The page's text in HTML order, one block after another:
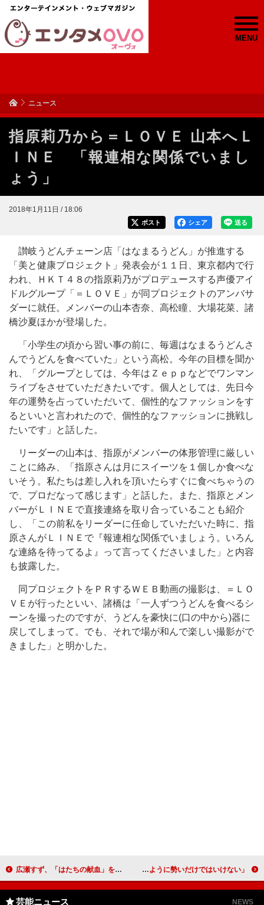
MENU
ニュース
指原莉乃から＝ＬＯＶＥ 山本へＬ
ＩＮＥ 「報連相な関係でいまし
ょう」
2018年1月11日 / 18:06
送る
シェア
ポスト
讃岐うどんチェーン店「はなまるうどん」が推進する
「美と健康プロジェクト」発表会が１１日、東京都内で行
われ、ＨＫＴ４８の指原莉乃がプロデュースする声優アイ
ドルグループ「＝ＬＯＶＥ」が同プロジェクトのアンバサ
ダーに就任。メンバーの山本杏奈、高松瞳、大場花菜、諸
橋沙夏ほかが登場した。
「小学生の頃から習い事の前に、毎週はなまるうどんさ
んでうどんを食べていた」という高松。今年の目標を聞か
れ、「グループとしては、今年はＺｅｐｐなどでワンマン
ライブをさせていただきたいです。個人としては、先日今
年の運勢を占っていただいて、個性的なファッションをす
るといいと言われたので、個性的なファッションに挑戦し
たいです」と話した。
リーダーの山本は、指原がメンバーの体形管理に厳しい
ことに絡み、「指原さんは月にスイーツを１個しか食べな
いそう。私たちは差し入れを頂いたらすぐに食べちゃうの
で、プロだなって感じます」と話した。また、指原とメン
バーがＬＩＮＥで直接連絡を取り合っていることも紹介
し、「この前私をリーダーに任命していただいた時に、指
原さんがＬＩＮＥで『報連相な関係でいましょう。いろん
な連絡を待ってるよ』って言ってくださいました」と内容
も披露した。
同プロジェクトをＰＲするＷＥＢ動画の撮影は、＝ＬＯ
ＶＥが行ったといい、諸橋は「一人ずつうどんを食べるシ
ーンを撮ったのですが、うどんを豪快に(口の中から)器に
戻してしまって。でも、それで場が和んで楽しい撮影がで
きました」と明かした。
広瀬すず、「はたちの献血」を熱烈ＰＲ 自身の二十歳に対しては「実感がない」 中川翔子、舞台ヒロインに全力投球 「今までのように勢いだけではいけない」
芸能ニュース NEWS